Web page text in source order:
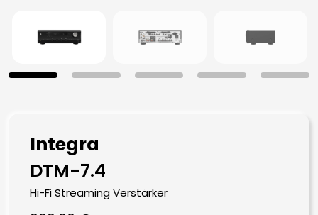
Integra
DTM-7.4
Hi-Fi Streaming Verstärker